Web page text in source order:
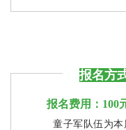
报名方
报名费用： 100
童子军队伍为本